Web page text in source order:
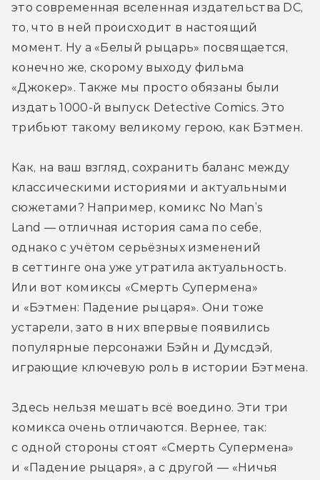
это современная вселенная издательства DC,
то, что в ней происходит в настоящий
момент. Ну а «Белый рыцарь» посвящается,
конечно же, скорому выходу фильма
«Джокер». Также мы просто обязаны были
издать 1000-й выпуск Detective Comics. Это
трибьют такому великому герою, как Бэтмен.
Как, на ваш взгляд, сохранить баланс между
классическими историями и актуальными
сюжетами? Например, комикс No Man’s
Land — отличная история сама по себе,
однако с учётом серьёзных изменений
в сеттинге она уже утратила актуальность.
Или вот комиксы «Смерть Супермена»
и «Бэтмен: Падение рыцаря». Они тоже
устарели, зато в них впервые появились
популярные персонажи Бэйн и Думсдэй,
играющие ключевую роль в истории Бэтмена.
Здесь нельзя мешать всё воедино. Эти три
комикса очень отличаются. Вернее, так:
с одной стороны стоят «Смерть Супермена»
и «Падение рыцаря», а с другой — «Ничья